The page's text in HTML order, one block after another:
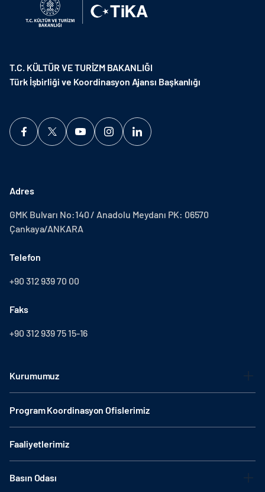
T.C. KÜLTÜR VE TURİZM BAKANLIĞI
Türk İşbirliği ve Koordinasyon Ajansı Başkanlığı
Adres
GMK Bulvarı No:140 / Anadolu Meydanı PK: 06570
Çankaya/ANKARA
Telefon
+90 312 939 70 00
Faks
+90 312 939 75 15-16
Kurumumuz
Program Koordinasyon Ofislerimiz
Faaliyetlerimiz
Basın Odası